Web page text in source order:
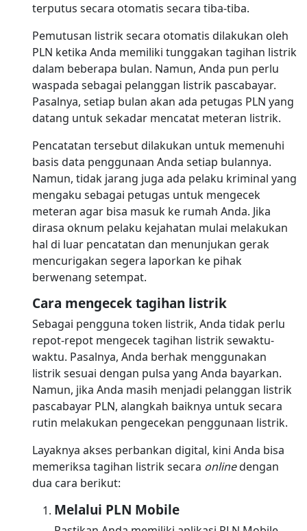
terputus secara otomatis secara tiba-tiba.
Pemutusan listrik secara otomatis dilakukan oleh
PLN ketika Anda memiliki tunggakan tagihan listrik
dalam beberapa bulan. Namun, Anda pun perlu
waspada sebagai pelanggan listrik pascabayar.
Pasalnya, setiap bulan akan ada petugas PLN yang
datang untuk sekadar mencatat meteran listrik.
Pencatatan tersebut dilakukan untuk memenuhi
basis data penggunaan Anda setiap bulannya.
Namun, tidak jarang juga ada pelaku kriminal yang
mengaku sebagai petugas untuk mengecek
meteran agar bisa masuk ke rumah Anda. Jika
dirasa oknum pelaku kejahatan mulai melakukan
hal di luar pencatatan dan menunjukan gerak
mencurigakan segera laporkan ke pihak
berwenang setempat.
Cara mengecek tagihan listrik
Sebagai pengguna token listrik, Anda tidak perlu
repot-repot mengecek tagihan listrik sewaktu-
waktu. Pasalnya, Anda berhak menggunakan
listrik sesuai dengan pulsa yang Anda bayarkan.
Namun, jika Anda masih menjadi pelanggan listrik
pascabayar PLN, alangkah baiknya untuk secara
rutin melakukan pengecekan penggunaan listrik.
Layaknya akses perbankan digital, kini Anda bisa
memeriksa tagihan listrik secara onlinedengan
dua cara berikut:
Melalui PLN Mobile